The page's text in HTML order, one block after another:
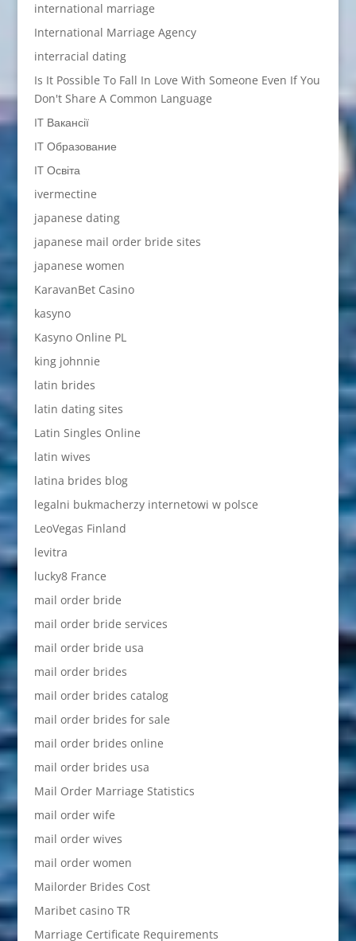
international marriage
International Marriage Agency
interracial dating
Is It Possible To Fall In Love With Someone Even If You
Don't Share A Common Language
IT Вакансії
IT Образование
IT Освіта
ivermectine
japanese dating
japanese mail order bride sites
japanese women
KaravanBet Casino
kasyno
Kasyno Online PL
king johnnie
latin brides
latin dating sites
Latin Singles Online
latin wives
latina brides blog
legalni bukmacherzy internetowi w polsce
LeoVegas Finland
levitra
lucky8 France
mail order bride
mail order bride services
mail order bride usa
mail order brides
mail order brides catalog
mail order brides for sale
mail order brides online
mail order brides usa
Mail Order Marriage Statistics
mail order wife
mail order wives
mail order women
Mailorder Brides Cost
Maribet casino TR
Marriage Certificate Requirements